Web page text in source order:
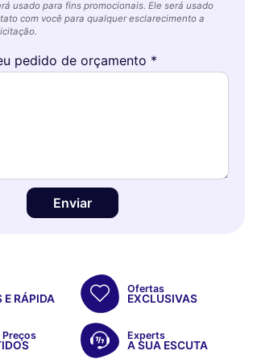
usado para fins promocionais. Ele será usado
com você para qualquer esclarecimento a
pedido de orçamento *
Enviar
E RÁPIDA
Ofertas
EXCLUSIVAS
Preços Experts
A SUA ESCUTA